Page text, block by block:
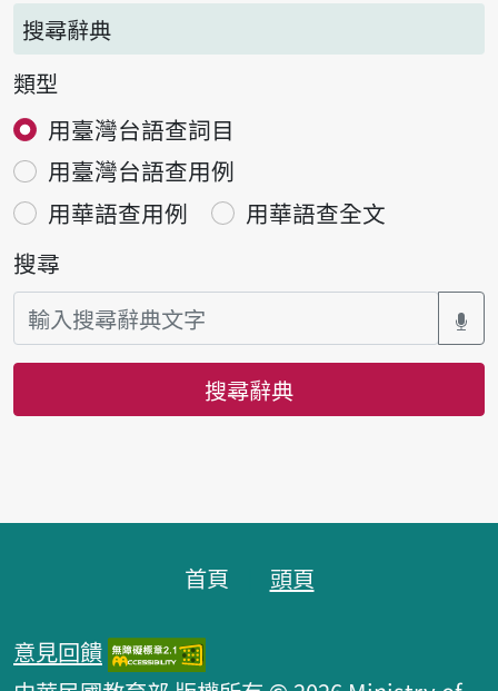
搜尋辭典
類型
用臺灣台語查詞目
用臺灣台語查用例
用華語查用例
用華語查全文
搜尋
搜尋辭典
首頁 頭頁
意見回饋